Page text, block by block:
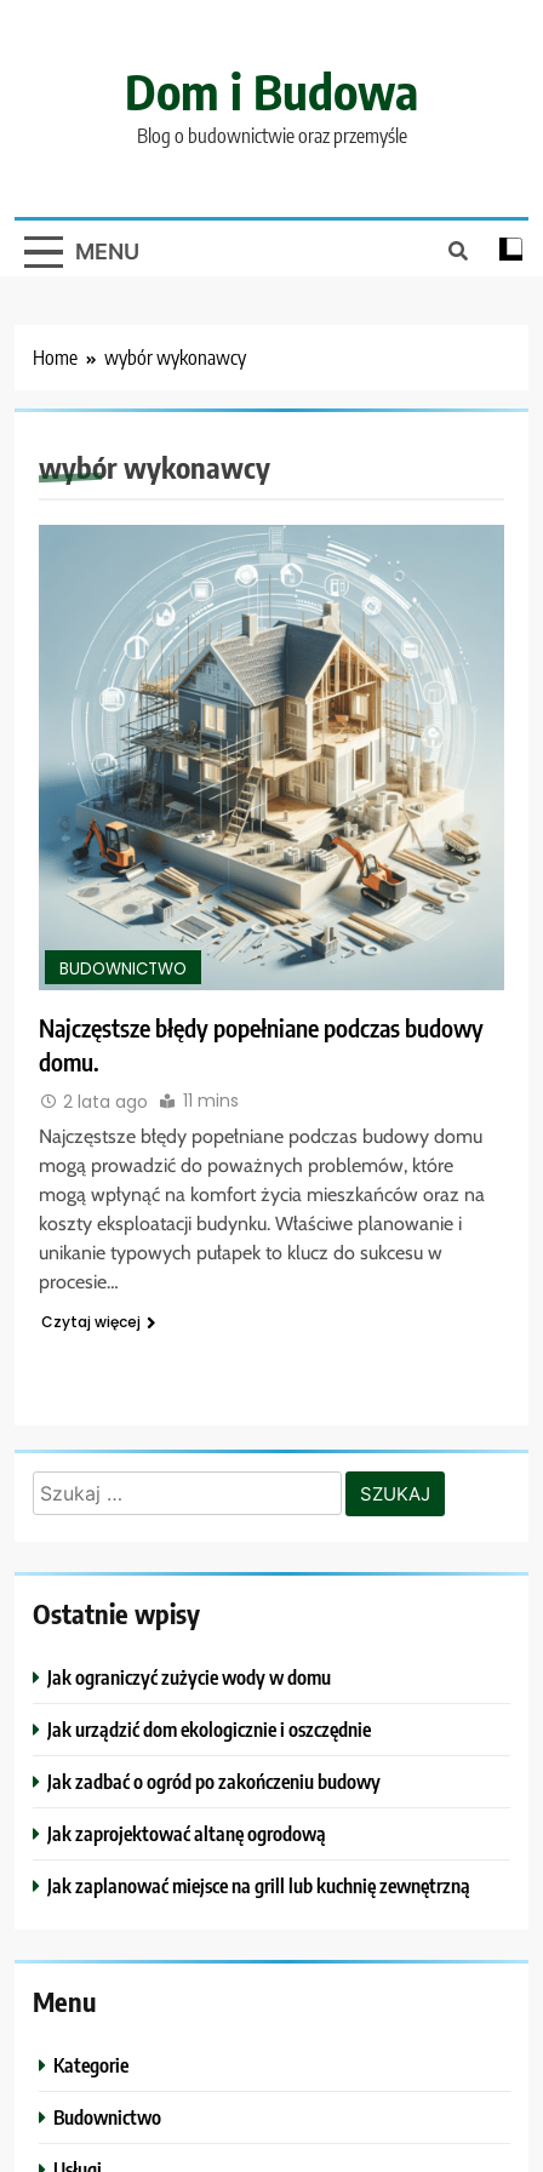
Dom i Budowa
Blog o budownictwie oraz przemyśle
MENU
Home wybór wykonawcy
wybór wykonawcy
BUDOWNICTWO
Najczęstsze błędy popełniane podczas budowy
domu.
2 lata ago 11 mins
Najczęstsze błędy popełniane podczas budowy domu
mogą prowadzić do poważnych problemów, które
mogą wpłynąć na komfort życia mieszkańców oraz na
koszty eksploatacji budynku. Właściwe planowanie i
unikanie typowych pułapek to klucz do sukcesu w
procesie…
Czytaj więcej
Szukaj:
Ostatnie wpisy
Jak ograniczyć zużycie wody w domu
Jak urządzić dom ekologicznie i oszczędnie
Jak zadbać o ogród po zakończeniu budowy
Jak zaprojektować altanę ogrodową
Jak zaplanować miejsce na grill lub kuchnię zewnętrzną
Menu
Kategorie
Budownictwo